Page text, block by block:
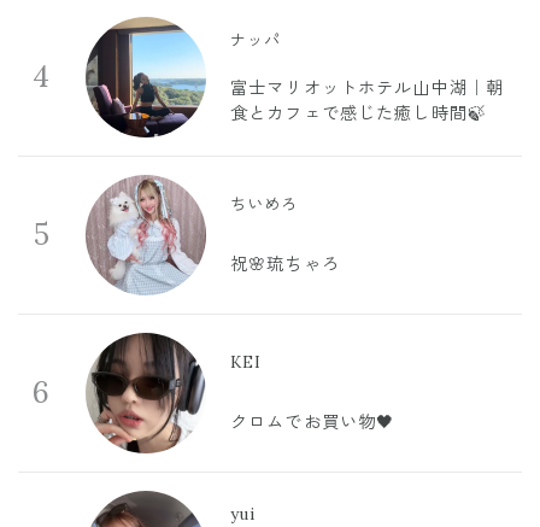
4
ナッパ
富士マリオットホテル山中湖｜朝
食とカフェで感じた癒し時間🍃
5
ちいめろ
祝🌸琉ちゃろ
6
KEI
クロムでお買い物🖤
yui